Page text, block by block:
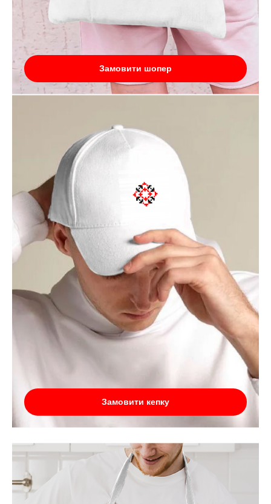
Замовити шопер
Замовити кепку